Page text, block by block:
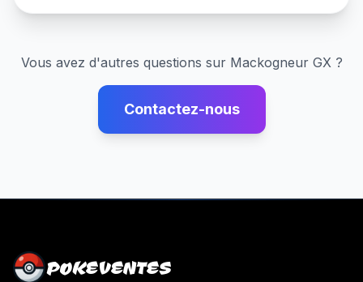
Vous avez d'autres questions sur Mackogneur GX?
Contactez-nous
POKEVENTES